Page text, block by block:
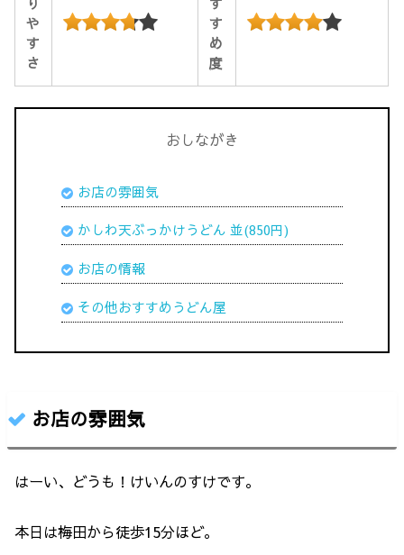
り
や
す
さ
す
す
め
度
おしながき
お店の雰囲気
かしわ天ぶっかけうどん 並(850円)
お店の情報
その他おすすめうどん屋
お店の雰囲気
はーい、どうも！けいんのすけです。
本日は梅田から徒歩15分ほど。